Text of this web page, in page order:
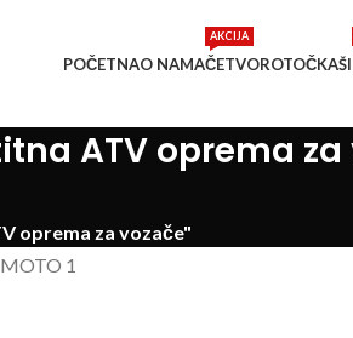
POČETNAO NAMAČETVOROTOČKAŠI
AKCIJA
ATV oprema za
oprema za vozače"